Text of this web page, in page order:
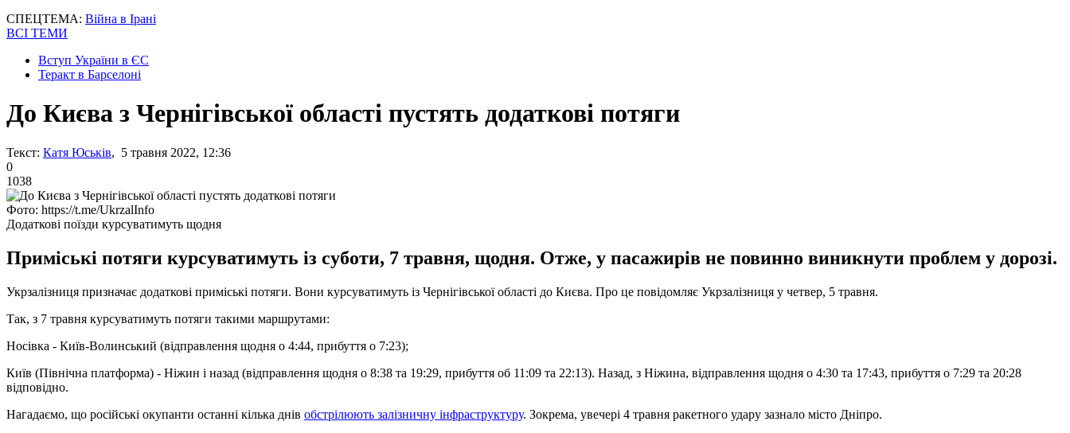
СПЕЦТЕМА: Війна в Ірані
ВСІ ТЕМИ
Вступ України в ЄС
Теракт в Барселоні
До Києва з Чернігівської області пустять додаткові потяги
Текст: Катя Юськів, 5 травня 2022, 12:36
0
1038
Фото: https://t.me/UkrzalInfo
Додаткові поїзди курсуватимуть щодня
Приміські потяги курсуватимуть із суботи, 7 травня, щодня. Отже, у пасажирів не повинно виникнути проблем у дорозі.
Укрзалізниця призначає додаткові приміські потяги. Вони курсуватимуть із Чернігівської області до Києва. Про це повідомляє Укрзалізниця у четвер, 5 травня.
Так, з 7 травня курсуватимуть потяги такими маршрутами:
Носівка - Київ-Волинський (відправлення щодня о 4:44, прибуття о 7:23);
Київ (Північна платформа) - Ніжин і назад (відправлення щодня о 8:38 та 19:29, прибуття об 11:09 та 22:13). Назад, з Ніжина, відправлення щодня о 4:30 та 17:43, прибуття о 7:29 та 20:28
відповідно.
Нагадаємо, що російські окупанти останні кілька днів обстрілюють залізничну інфраструктуру. Зокрема, увечері 4 травня ракетного удару зазнало місто Дніпро.